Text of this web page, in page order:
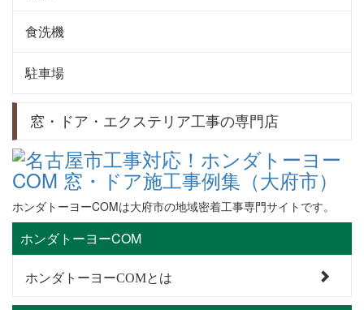
食洗機
駐車場
窓・ドア・エクステリア工事の専門店
ホンダトーヨーCOMは大府市の地域密着工事専門サイトです。
ホンダトーヨーCOM
ホンダトーヨーCOMとは